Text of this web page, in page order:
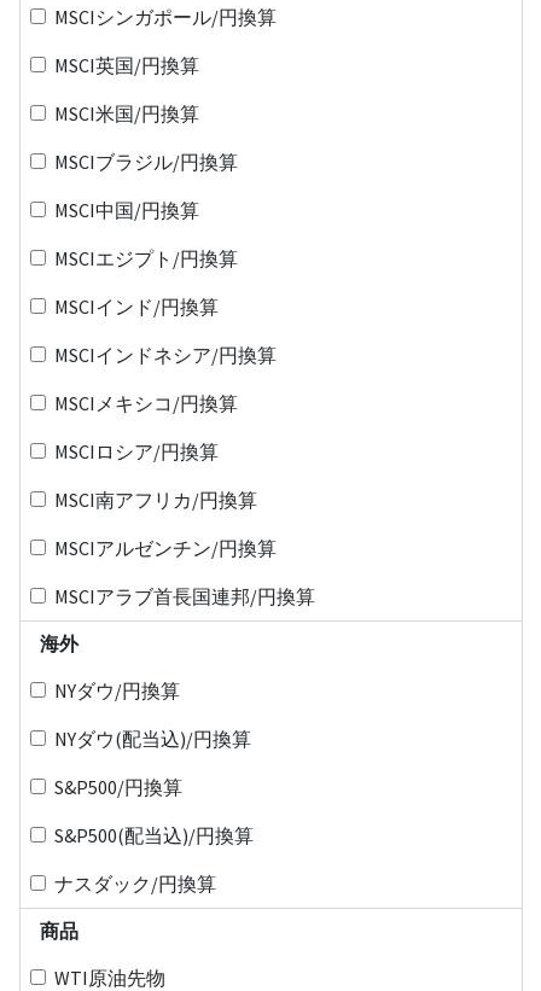
MSCIシンガポール/円換算
MSCI英国/円換算
MSCI米国/円換算
MSCIブラジル/円換算
MSCI中国/円換算
MSCIエジプト/円換算
MSCIインド/円換算
MSCIインドネシア/円換算
MSCIメキシコ/円換算
MSCIロシア/円換算
MSCI南アフリカ/円換算
MSCIアルゼンチン/円換算
MSCIアラブ首長国連邦/円換算
海外
NYダウ/円換算
NYダウ(配当込)/円換算
S&P500/円換算
S&P500(配当込)/円換算
ナスダック/円換算
商品
WTI原油先物